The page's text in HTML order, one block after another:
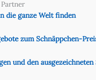
die ganze Welt finden
zum Schnäppchen-
und den ausgezeichneten